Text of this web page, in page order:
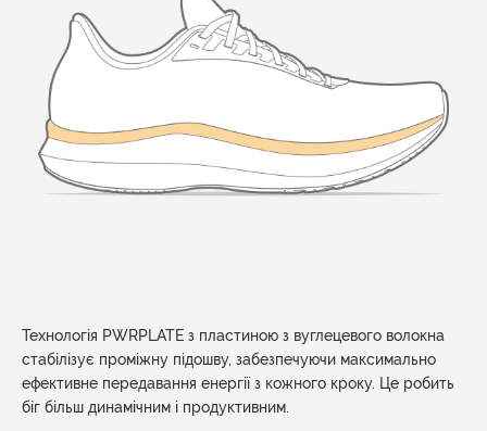
Технологія PWRPLATE з пластиною з вуглецевого волокна
стабілізує проміжну підошву, забезпечуючи максимально
ефективне передавання енергії з кожного кроку. Це робить
біг більш динамічним і продуктивним.